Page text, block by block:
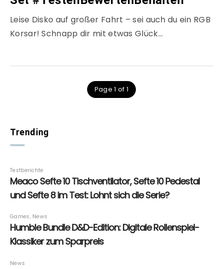
Leise Disko auf großer Fahrt – sei auch du ein RGB
Korsar! Schnapp dir mit etwas Glück…
Page 1 of 1
Trending